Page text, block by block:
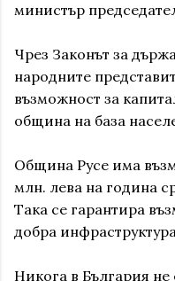
министър
Чрез Законът за
народните
възможност за
община на база
Община Русе има
млн. лева на година
Така се гарантира
добра
Никога в България